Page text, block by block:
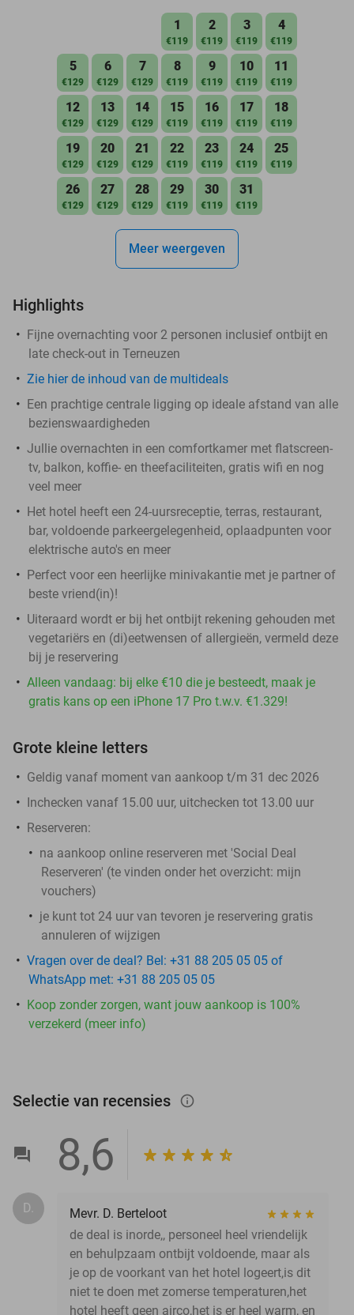
1
€119
2
€119
3
€119
4
€119
5
€129
6
€129
7
€129
8
€119
9
€119
10
€119
11
€119
12
€129
13
€129
14
€129
15
€119
16
€119
17
€119
18
€119
19
€129
20
€129
21
€129
22
€119
23
€119
24
€119
25
€119
26
€129
27
€129
28
€129
29
€119
30
€119
31
€119
Meer weergeven
Highlights
Fijne overnachting voor 2 personen inclusief ontbijt en
late check-out in Terneuzen
Zie hier de inhoud van de multideals
Een prachtige centrale ligging op ideale afstand van alle
bezienswaardigheden
Jullie overnachten in een comfortkamer met flatscreen-
tv, balkon, koffie- en theefaciliteiten, gratis wifi en nog
veel meer
Het hotel heeft een 24-uursreceptie, terras, restaurant,
bar, voldoende parkeergelegenheid, oplaadpunten voor
elektrische auto's en meer
Perfect voor een heerlijke minivakantie met je partner of
beste vriend(in)!
Uiteraard wordt er bij het ontbijt rekening gehouden met
vegetariërs en (di)eetwensen of allergieën, vermeld deze
bij je reservering
Alleen vandaag: bij elke €10 die je besteedt, maak je
gratis kans op een iPhone 17 Pro t.w.v. €1.329!
Grote kleine letters
Geldig vanaf moment van aankoop t/m 31 dec 2026
Inchecken vanaf 15.00 uur, uitchecken tot 13.00 uur
Reserveren:
na aankoop online reserveren met 'Social Deal
Reserveren' (te vinden onder het overzicht: mijn
vouchers)
je kunt tot 24 uur van tevoren je reservering gratis
annuleren of wijzigen
Vragen over de deal? Bel: +31 88 205 05 05 of
WhatsApp met: +31 88 205 05 05
Koop zonder zorgen, want jouw aankoop is 100%
verzekerd (meer info)
Selectie van recensies info_outlined
8,6
D.
Mevr. D. Berteloot
de deal is inorde,, personeel heel vriendelijk
en behulpzaam ontbijt voldoende, maar als
je op de voorkant van het hotel logeert,is dit
niet te doen met zomerse temperaturen,het
hotel heeft geen airco,het is er heel warm, en